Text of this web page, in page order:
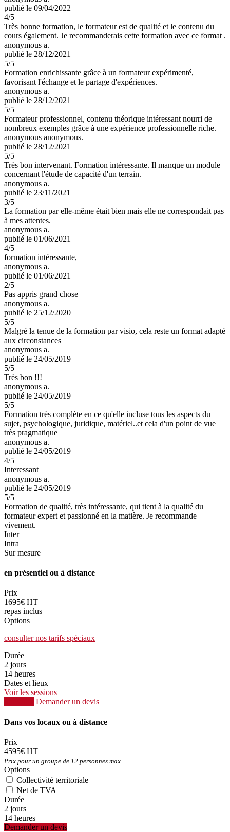
publié le 09/04/2022
4/5
Très bonne formation, le formateur est de qualité et le contenu du
cours également. Je recommanderais cette formation avec ce format .
anonymous a.
publié le 28/12/2021
5/5
Formation enrichissante grâce à un formateur expérimenté,
favorisant l'échange et le partage d'expériences.
anonymous a.
publié le 28/12/2021
5/5
Formateur professionnel, contenu théorique intéressant nourri de
nombreux exemples grâce à une expérience professionnelle riche.
anonymous anonymous.
publié le 28/12/2021
5/5
Très bon intervenant. Formation intéressante. Il manque un module
concernant l'étude de capacité d'un terrain.
anonymous a.
publié le 23/11/2021
3/5
La formation par elle-même était bien mais elle ne correspondait pas
à mes attentes.
anonymous a.
publié le 01/06/2021
4/5
formation intéressante,
anonymous a.
publié le 01/06/2021
2/5
Pas appris grand chose
anonymous a.
publié le 25/12/2020
5/5
Malgré la tenue de la formation par visio, cela reste un format adapté
aux circonstances
anonymous a.
publié le 24/05/2019
5/5
Très bon !!!
anonymous a.
publié le 24/05/2019
5/5
Formation très complète en ce qu'elle incluse tous les aspects du
sujet, psychologique, juridique, matériel..et cela d'un point de vue
très pragmatique
anonymous a.
publié le 24/05/2019
4/5
Interessant
anonymous a.
publié le 24/05/2019
5/5
Formation de qualité, très intéressante, qui tient à la qualité du
formateur expert et passionné en la matière. Je recommande
vivement.
Inter
Intra
Sur mesure
en présentiel ou à distance
Prix
1695€ HT
repas inclus
Options
consulter nos tarifs spéciaux
Durée
2 jours
14 heures
Dates et lieux
Voir les sessions
Demander un devis
Dans vos locaux ou à distance
Prix
4595€ HT
Prix pour un groupe de 12 personnes max
Options
Collectivité territoriale
Net de TVA
Durée
2 jours
14 heures
Demander un devis